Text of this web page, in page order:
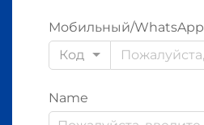
Мобильный/WhatsApp
Код
Name